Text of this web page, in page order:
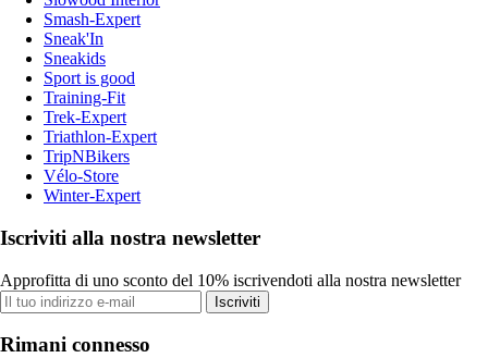
Smash-Expert
Sneak'In
Sneakids
Sport is good
Training-Fit
Trek-Expert
Triathlon-Expert
TripNBikers
Vélo-Store
Winter-Expert
Iscriviti alla nostra newsletter
Approfitta di uno sconto del 10% iscrivendoti alla nostra newsletter
Iscriviti
Rimani connesso